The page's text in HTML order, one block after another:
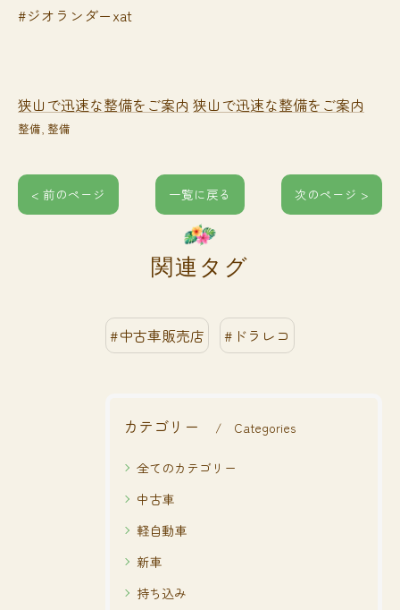
#ジオランダーxat
狭山で迅速な整備をご案内 狭山で迅速な整備をご案内
整備 整備
< 前のページ 一覧に戻る 次のページ >
関連タグ
#中古車販売店 #ドラレコ
カテゴリー Categories
全てのカテゴリー
中古車
軽自動車
新車
持ち込み